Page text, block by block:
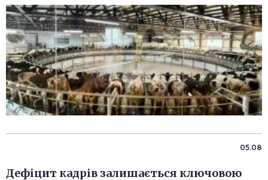
05.08
Дефіцит кадрів залишається ключовою